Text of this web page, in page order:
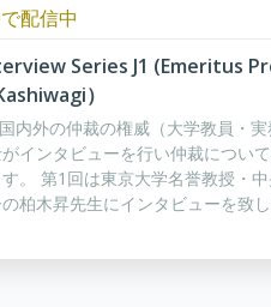
配信中
Series J1 (Emeritus
）
内外の仲裁の権威（大学教員・実
インタビューを行い仲裁につい
。 第1回は東京大学名誉教授・
柏木昇先生にインタビューを致